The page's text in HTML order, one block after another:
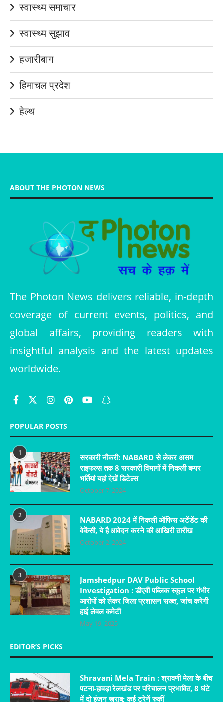
स्वास्थ्य समाचार
स्वास्थ्य सुझाव
हजारीबाग
हिमाचल प्रदेश
हेल्थ
ABOUT THE PHOTON NEWS
The Photon News delivers reliable, in-depth
coverage of current events, politics, and
global affairs, providing readers with
insightful analysis and the latest updates
worldwide.
POPULAR POSTS
1
सरकारी नौकरी: NABARD से लेकर असम
राइफल्स तक 8 सरकारी विभागों में निकली बम्पर
भर्तियां यहां देखें डिटेल्स
October 7, 2024
2
NABARD 2024 में निकली ऑफिस अटेंडेंट की
वेकेंसी, ये है आवेदन करने की आखिरी तारीख
October 2, 2024
3
Jamshedpur DAV Public School
Investigation : डीएवी पब्लिक स्कूल पर गंभीर
आरोपों को लेकर जिला प्रशासन सख्त, जांच करेगी
हाई लेवल कमेटी
May 19, 2025
EDITOR’S PICKS
Shravani Mela Train : श्रावणी मेला के बीच
पटना-हावड़ा रेलखंड पर परिचालन प्रभावित, 8 घंटे
में दो इंजन खराब; कई ट्रेनें रुकीं